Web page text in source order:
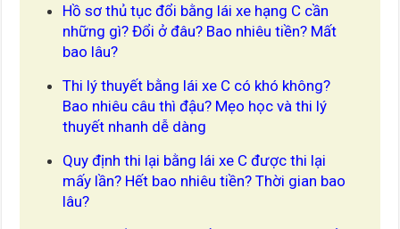
Hồ sơ thủ tục đổi bằng lái xe hạng C cần
những gì? Đổi ở đâu? Bao nhiêu tiền? Mất
bao lâu?
Thi lý thuyết bằng lái xe C có khó không?
Bao nhiêu câu thì đậu? Mẹo học và thi lý
thuyết nhanh dễ dàng
Quy định thi lại bằng lái xe C được thi lại
mấy lần? Hết bao nhiêu tiền? Thời gian bao
lâu?